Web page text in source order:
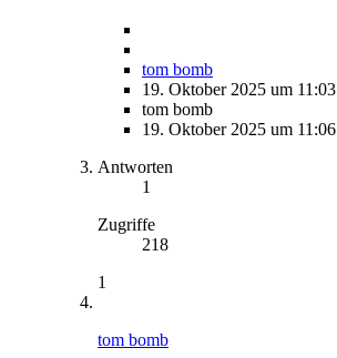
tom bomb
19. Oktober 2025 um 11:03
tom bomb
19. Oktober 2025 um 11:06
Antworten
1
Zugriffe
218
1
tom bomb